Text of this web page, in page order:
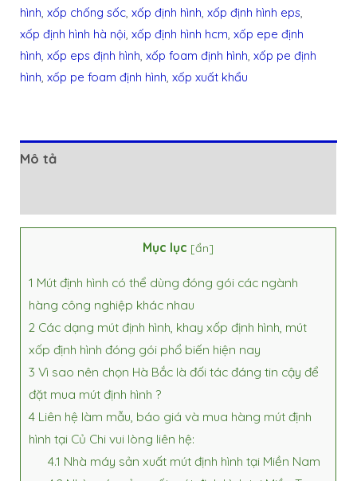
hình,xốp chống sốc,xốp định hình,xốp định hình eps,
xốp định hình hà nội,xốp định hình hcm,xốp epe định
hình,xốp eps định hình,xốp foam định hình,xốp pe định
hình,xốp pe foam định hình,xốp xuất khẩu
Mô tả
Mục lục [ẩn]
1 Mút định hình có thể dùng đóng gói các ngành
hàng công nghiệp khác nhau
2 Các dạng mút định hình, khay xốp định hình, mút
xốp định hình đóng gói phổ biến hiện nay
3 Vì sao nên chọn Hà Bắc là đối tác đáng tin cậy để
đặt mua mút định hình ?
4 Liên hệ làm mẫu, báo giá và mua hàng mút định
hình tại Củ Chi vui lòng liên hệ:
4.1 Nhà máy sản xuất mút định hình tại Miền Nam